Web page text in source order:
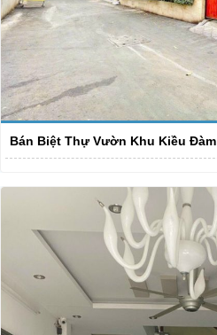
Bán Biệt Thự Vườn Khu Kiều Đàm